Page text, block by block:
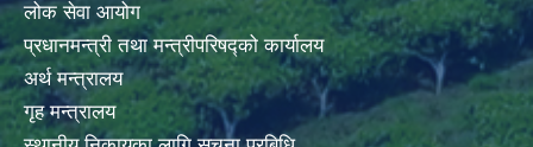
लोक सेवा आयोग
प्रधानमन्त्री तथा मन्त्रीपरिषद्को कार्यालय
अर्थ मन्त्रालय
गृह मन्त्रालय